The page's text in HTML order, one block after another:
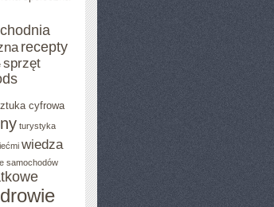
recepty
sprzęt
cyfrowa
turystyka
wiedza
samochodów